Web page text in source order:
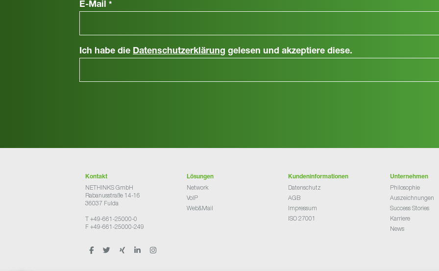
E-Mail *
Ich habe die Datenschutzerklärung gelesen und akzeptiere diese.
Kontakt
NETHINKS GmbH
Rabanusstraße 14-16
36037 Fulda
T +49-661-25000-0
F +49-661-25000-249
Lösungen
Network
VoIP
Web&Mail
Kundeninformationen
Datenschutz
AGB
Impressum
ISO 27001
Unternehmen
Philosophie
Auszeichnungen
Success Stories
Karriere
News